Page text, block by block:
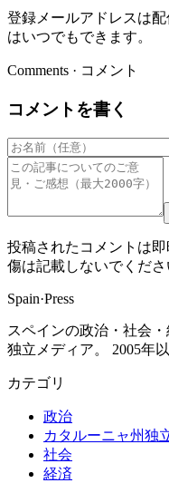
登録メールアドレスは
はいつでもできます。
Comments · コメント
コメントを書く
投稿されたコメントは
傷は記載しないでくださ
Spain·Press
スペインの政治・社会
独立メディア。 2005年
カテゴリ
政治
カタルーニャ州独
社会
経済